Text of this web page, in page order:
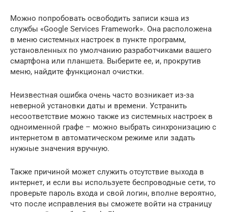
Можно попробовать освободить записи кэша из
службы «Google Services Framework». Она расположена
в меню системных настроек в пункте программ,
установленных по умолчанию разработчиками вашего
смартфона или планшета. Выберите ее, и, прокрутив
меню, найдите функционал очистки.
Неизвестная ошибка очень часто возникает из-за
неверной установки даты и времени. Устранить
несоответствие можно также из системных настроек в
одноименной графе – можно выбрать синхронизацию с
интернетом в автоматическом режиме или задать
нужные значения вручную.
Также причиной может служить отсутствие выхода в
интернет, и если вы используете беспроводные сети, то
проверьте пароль входа и свой логин, вполне вероятно,
что после исправления вы сможете войти на страницу